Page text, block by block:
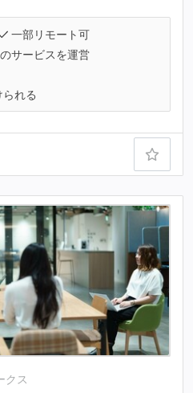
一部リモート可
サービスを運営
れる
クス